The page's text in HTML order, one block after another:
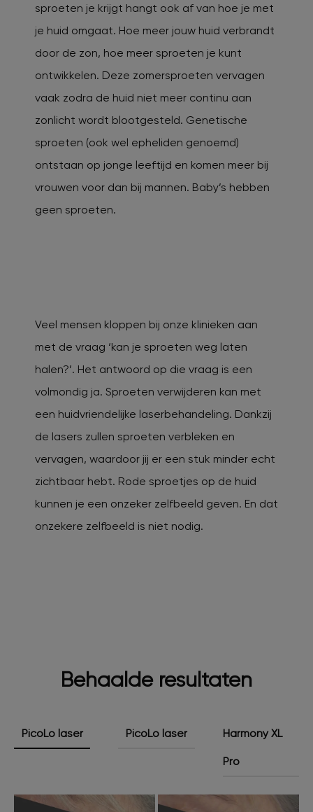
Veel mensen kloppen bij onze klinieken aan
met de vraag ‘kan je sproeten weg laten
halen?’. Het antwoord op die vraag is een
volmondig ja. Sproeten verwijderen kan met
een huidvriendelijke laserbehandeling. Dankzij
de lasers zullen sproeten verbleken en
vervagen, waardoor jij er een stuk minder echt
zichtbaar hebt. Rode sproetjes op de huid
kunnen je een onzeker zelfbeeld geven. En dat
onzekere zelfbeeld is niet nodig.
sproeten je krijgt hangt ook af van hoe je met
je huid omgaat. Hoe meer jouw huid verbrandt
door de zon, hoe meer sproeten je kunt
ontwikkelen. Deze zomersproeten vervagen
vaak zodra de huid niet meer continu aan
zonlicht wordt blootgesteld. Genetische
sproeten (ook wel epheliden genoemd)
ontstaan op jonge leeftijd en komen meer bij
vrouwen voor dan bij mannen. Baby’s hebben
geen sproeten.
Behaalde resultaten
PicoLo laser PicoLo laser Harmony XL
Pro